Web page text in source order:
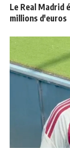
Le Real Madrid
millions d'euros